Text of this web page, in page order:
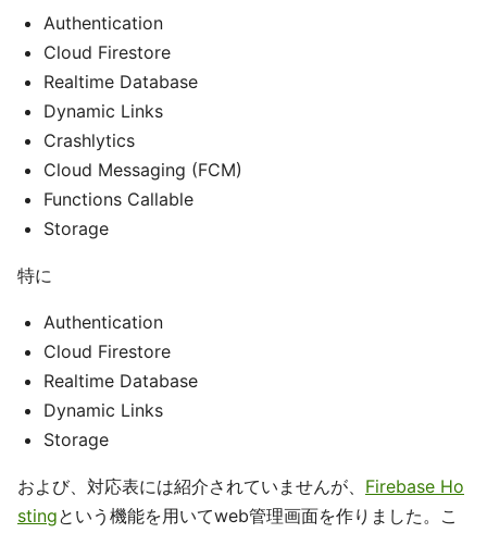
Authentication
Cloud Firestore
Realtime Database
Dynamic Links
Crashlytics
Cloud Messaging (FCM)
Functions Callable
Storage
特に
Authentication
Cloud Firestore
Realtime Database
Dynamic Links
Storage
および、対応表には紹介されていませんが、 Firebase Ho
stingという機能を用いてweb管理画面を作りました。こ